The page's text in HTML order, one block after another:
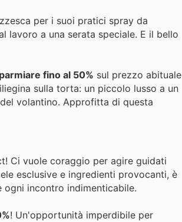
per i suoi pratici spray da
lavoro a una serata speciale. E il bello
fino al 50% sul prezzo abituale
sulla torta: un piccolo lusso a un
volantino. Approfitta di questa
Ci vuole coraggio per agire guidati
esclusive e ingredienti provocanti, è
incontro indimenticabile.
! Un'opportunità imperdibile per